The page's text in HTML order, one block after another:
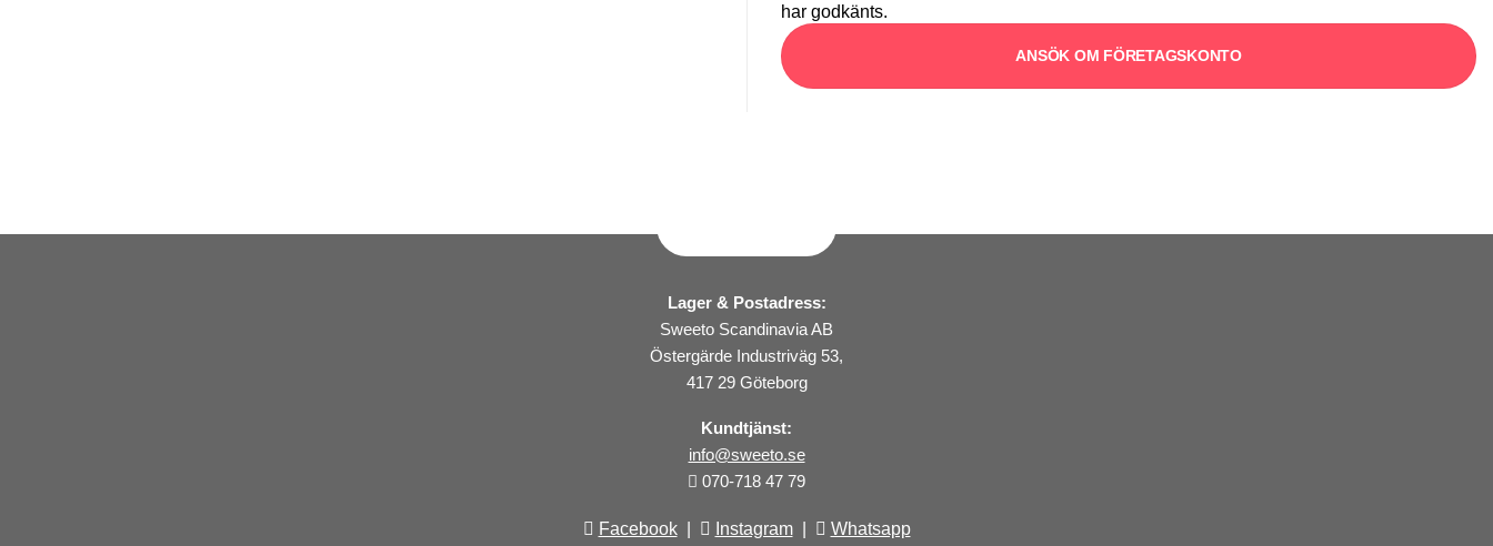
har godkänts.
ANSÖK OM FÖRETAGSKONTO
Lager & Postadress:
Sweeto Scandinavia AB
Östergärde Industriväg 53,
417 29 Göteborg
Kundtjänst:
info@sweeto.se
070-718 47 79
Facebook| Instagram| Whatsapp